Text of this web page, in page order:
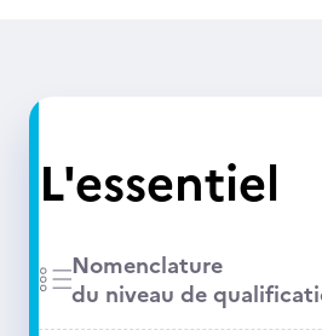
L'essentiel
Nomenclature
du niveau de